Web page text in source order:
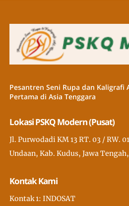
Pesantren Seni Rupa dan Kaligrafi
Pertama di Asia Tenggara
Lokasi PSKQ Modern (Pusat)
Jl. Purwodadi KM 13 RT. 03 / RW.
Undaan, Kab. Kudus, Jawa
Kontak Kami
Kontak 1: INDOSAT